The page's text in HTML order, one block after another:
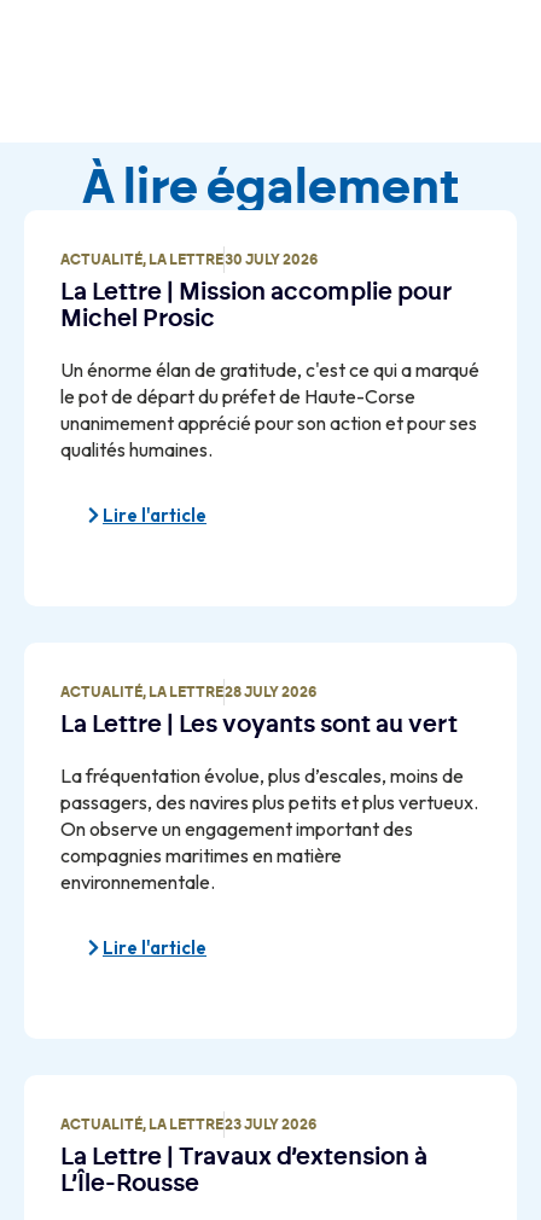
À lire également
ACTUALITÉ, LA LETTRE30 JULY 2026
La Lettre | Mission accomplie pour
Michel Prosic
Un énorme élan de gratitude, c'est ce qui a marqué
le pot de départ du préfet de Haute-Corse
unanimement apprécié pour son action et pour ses
qualités humaines.
Lire l'article
ACTUALITÉ, LA LETTRE28 JULY 2026
La Lettre | Les voyants sont au vert
La fréquentation évolue, plus d’escales, moins de
passagers, des navires plus petits et plus vertueux.
On observe un engagement important des
compagnies maritimes en matière
environnementale.
Lire l'article
ACTUALITÉ, LA LETTRE23 JULY 2026
La Lettre | Travaux d’extension à
L’Île-Rousse